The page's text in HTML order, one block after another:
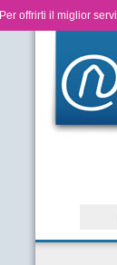
Per offrirti il miglior